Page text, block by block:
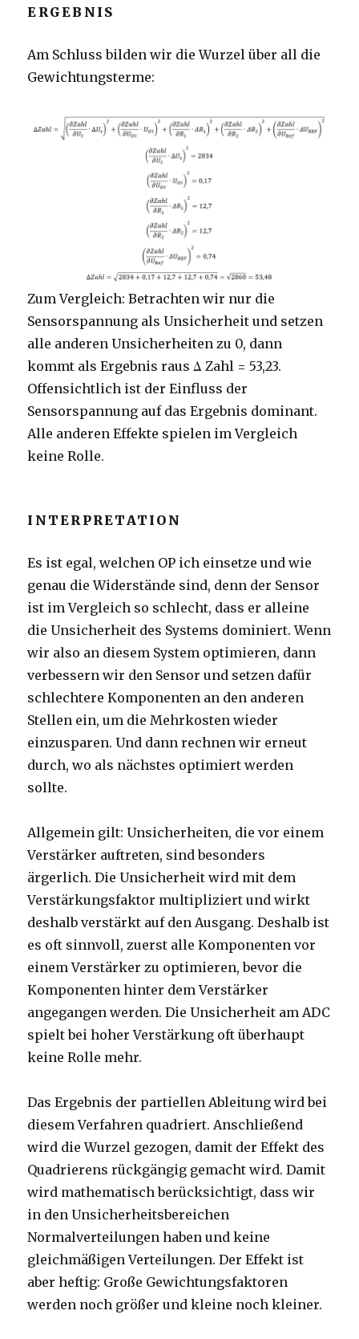
ERGEBNIS
Am Schluss bilden wir die Wurzel über all die
Gewichtungsterme:
Zum Vergleich: Betrachten wir nur die
Sensorspannung als Unsicherheit und setzen
alle anderen Unsicherheiten zu 0, dann
kommt als Ergebnis raus Δ Zahl = 53,23.
Offensichtlich ist der Einfluss der
Sensorspannung auf das Ergebnis dominant.
Alle anderen Effekte spielen im Vergleich
keine Rolle.
INTERPRETATION
Es ist egal, welchen OP ich einsetze und wie
genau die Widerstände sind, denn der Sensor
ist im Vergleich so schlecht, dass er alleine
die Unsicherheit des Systems dominiert. Wenn
wir also an diesem System optimieren, dann
verbessern wir den Sensor und setzen dafür
schlechtere Komponenten an den anderen
Stellen ein, um die Mehrkosten wieder
einzusparen. Und dann rechnen wir erneut
durch, wo als nächstes optimiert werden
sollte.
Allgemein gilt: Unsicherheiten, die vor einem
Verstärker auftreten, sind besonders
ärgerlich. Die Unsicherheit wird mit dem
Verstärkungsfaktor multipliziert und wirkt
deshalb verstärkt auf den Ausgang. Deshalb ist
es oft sinnvoll, zuerst alle Komponenten vor
einem Verstärker zu optimieren, bevor die
Komponenten hinter dem Verstärker
angegangen werden. Die Unsicherheit am ADC
spielt bei hoher Verstärkung oft überhaupt
keine Rolle mehr.
Das Ergebnis der partiellen Ableitung wird bei
diesem Verfahren quadriert. Anschließend
wird die Wurzel gezogen, damit der Effekt des
Quadrierens rückgängig gemacht wird. Damit
wird mathematisch berücksichtigt, dass wir
in den Unsicherheitsbereichen
Normalverteilungen haben und keine
gleichmäßigen Verteilungen. Der Effekt ist
aber heftig: Große Gewichtungsfaktoren
werden noch größer und kleine noch kleiner.